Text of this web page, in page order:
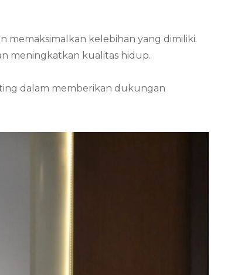
memaksimalkan kelebihan yang dimiliki.
meningkatkan kualitas hidup.
dalam memberikan dukungan